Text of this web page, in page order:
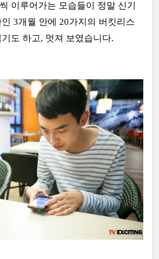
이루어가는 모습들이 정말 신기
3개월 안에 20가지의 버킷리스
도 하고, 멋져 보였습니다.